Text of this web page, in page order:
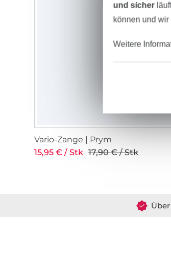
Vario-Zange | Prym
15,95 € / Stk 17,90 € / Stk
und sicher
können und wir
Weitere